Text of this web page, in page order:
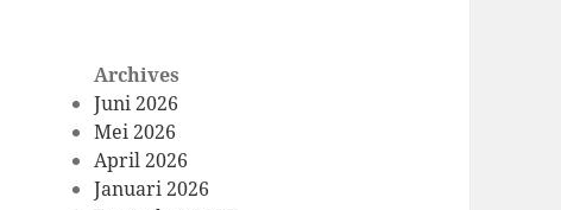
Archives
Juni 2026
Mei 2026
April 2026
Januari 2026